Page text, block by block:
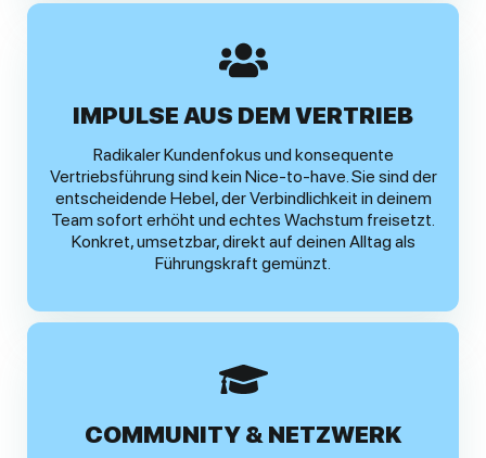
IMPULSE AUS DEM VERTRIEB
Radikaler Kundenfokus und konsequente
Vertriebsführung sind kein Nice-to-have. Sie sind der
entscheidende Hebel, der Verbindlichkeit in deinem
Team sofort erhöht und echtes Wachstum freisetzt.
Konkret, umsetzbar, direkt auf deinen Alltag als
Führungskraft gemünzt.
COMMUNITY & NETZWERK